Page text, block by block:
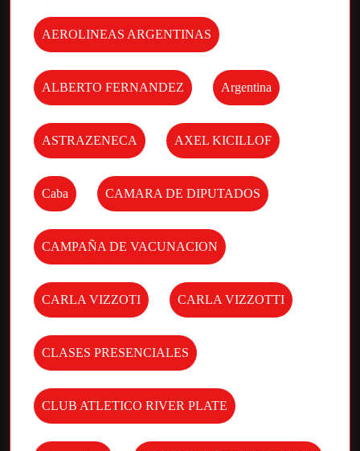
AEROLINEAS ARGENTINAS
ALBERTO FERNANDEZ Argentina
ASTRAZENECA AXEL KICILLOF
Caba CAMARA DE DIPUTADOS
CAMPAÑA DE VACUNACION
CARLA VIZZOTI CARLA VIZZOTTI
CLASES PRESENCIALES
CLUB ATLETICO RIVER PLATE